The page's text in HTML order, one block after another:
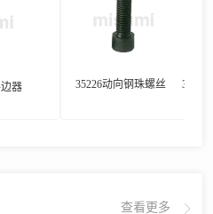
35226动向钢珠螺丝 35240钩形
查看更多